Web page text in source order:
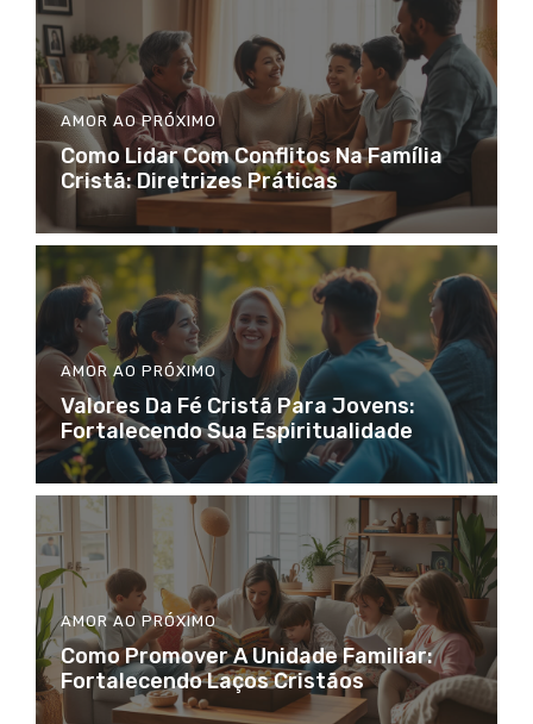
AMOR AO PRÓXIMO
Como Lidar Com Conflitos Na Família
Cristã: Diretrizes Práticas
AMOR AO PRÓXIMO
Valores Da Fé Cristã Para Jovens:
Fortalecendo Sua Espiritualidade
AMOR AO PRÓXIMO
Como Promover A Unidade Familiar:
Fortalecendo Laços Cristãos